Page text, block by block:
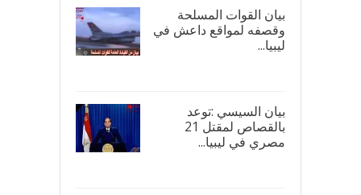
بيان القوات المسلحة
وقصفه لمواقع داعش في
ليبيا...
بيان السيسي :توعد
بالقصاص لمقتل 21
مصري في ليبيا...